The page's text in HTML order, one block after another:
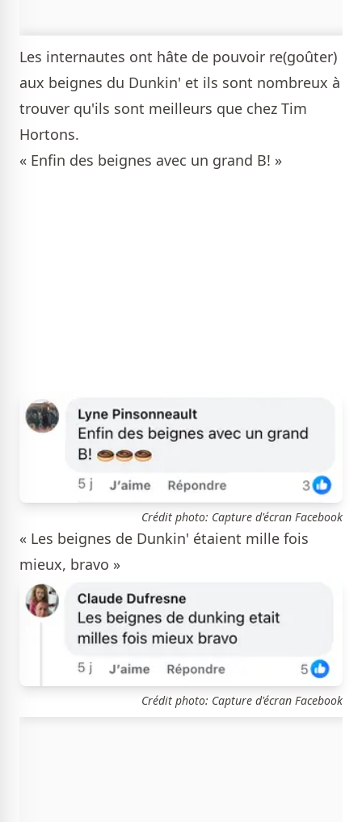
Les internautes ont hâte de pouvoir re(goûter)
aux beignes du Dunkin' et ils sont nombreux à
trouver qu'ils sont meilleurs que chez Tim
Hortons.
« Enfin des beignes avec un grand B! »
Crédit photo: Capture d'écran Facebook
« Les beignes de Dunkin' étaient mille fois
mieux, bravo »
Crédit photo: Capture d'écran Facebook